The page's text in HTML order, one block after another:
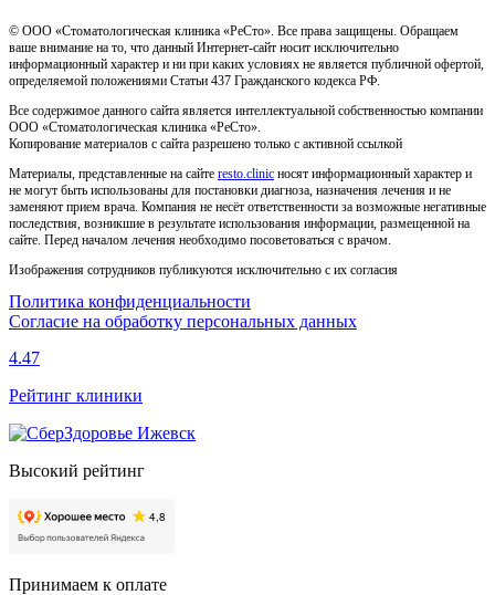
© ООО «Стоматологическая клиника «РеСто». Все права защищены. Обращаем
ваше внимание на то, что данный Интернет-сайт носит исключительно
информационный характер и ни при каких условиях не является публичной офертой,
определяемой положениями Статьи 437 Гражданского кодекса РФ.
Все содержимое данного сайта является интеллектуальной собственностью компании
ООО «Стоматологическая клиника «РеСто».
Копирование материалов с сайта разрешено только с активной ссылкой
Материалы, представленные на сайте resto.clinic носят информационный характер и
не могут быть использованы для постановки диагноза, назначения лечения и не
заменяют прием врача. Компания не несёт ответственности за возможные негативные
последствия, возникшие в результате использования информации, размещенной на
сайте. Перед началом лечения необходимо посоветоваться с врачом.
Изображения сотрудников публикуются исключительно с их согласия
Политика конфиденциальности
Согласие на обработку персональных данных
4.47
Рейтинг клиники
Высокий рейтинг
Принимаем к оплате